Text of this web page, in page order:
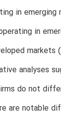
in emerging
in
markets
analyses
do not
are notable